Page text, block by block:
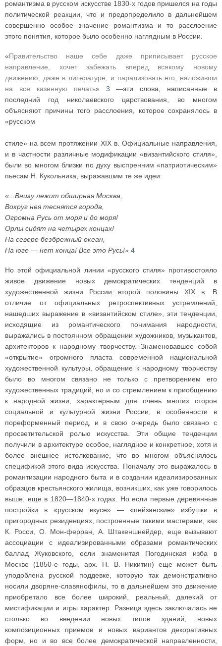
романтизма в русском искусстве 1830-х годов пришелся на годы
политической реакции, что и предопределило в дальнейшем
совершенно особое значение романтизма и то расслоение
этого понятия, которое было особенно наглядным в России.
«Правительство наше себе даже приписывает русское
направление, хочет забежать вперед всякому новому
движению, даже в литературе, и парализовать его, наложивши
на все казенную печать» 3 —эти слова, написанные в
последний год николаевского царствования, во многом
объясняют причины того расслоения, которое сохранялось в
«русском
стиле» на всем протяжении XIX в. Официальные направления,
и в частности различные модификации «византийского стиля»,
были во многом близки по духу выспренним «патриотическим»
пьесам Н. Кукольника, выражавшим те же идеи:
«...Внизу лежит обширная Москва,
Вокруг нея теснятся города,
Огромна Русь от моря и до моря!
Орлы сидят на четырех концах!
На севере безбрежный океан,
На юге — нет конца! Все это Русь!» 4
Но этой официальной линии «русского стиля» противостояло
живое движение новых демократических тенденций в
художественной жизни России второй половины XIX в. В
отличие от официальных ретроспективных устремлений,
нашедших выражение в «византийском стиле», эти тенденции,
исходящие из романтического понимания народности,
выражались в постоянном обращении художников, музыкантов,
архитекторов к народному творчеству. Знаменовавшее собой
«открытие» огромного пласта современной национальной
художественной культуры, обращение к народному творчеству
было во многом связано не только с претворением его
художественных традиций, но и со стремлением к приобщению
к народной жизни, характерным для очень многих сторон
социальной и культурной жизни России, в особенности в
пореформенный период, и в свою очередь было связано с
просветительской ролью искусства. Эти общие тенденции
получили в архитектуре особое, наглядное и конкретное, хотя и
более внешнее истолкование, что во многом объяснялось
спецификой этого вида искусства. Поначалу это выражалось в
романтизации народного быта и в создании идеализированных
образцов крестьянского жилища, возникших, как уже говорилось
выше, еще в 1820—1840-х годах. Но если первые деревянные
постройки в «русском вкусе» — «пейзанские» избушки в
пригородных резиденциях, построенные такими мастерами, как
К. Росси, О. Мон-ферран, А. Штакеншнейдер, еще вызывают
ассоциации с идеализированными образами романтических
баллад Жуковского, если знаменитая Погодинская изба в
Москве (1850-е годы, арх. Н. В. Никитин) еще может быть
уподоблена русской поддевке, которую так демонстративно
носили дворяне-славянофилы, то в дальнейшем это движение
приобретало все более широкий, реальный, далекий от
мистификации и игры характер. Разница здесь заключалась не
столько во введении новых типов зданий, новых
композиционных приемов и новых вариантов декоративных
форм, но и во все более демократической направленности,